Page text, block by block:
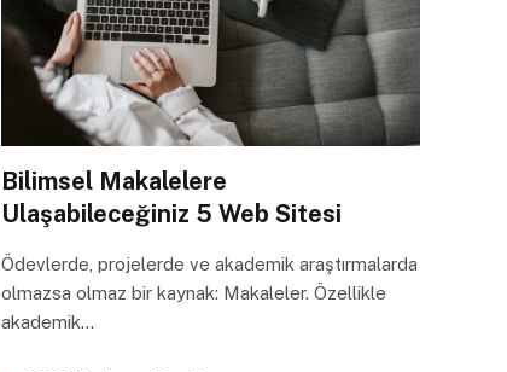
Bilimsel Makalelere
Ulaşabileceğiniz 5 Web Sitesi
Ödevlerde, projelerde ve akademik araştırmalarda
olmazsa olmaz bir kaynak: Makaleler. Özellikle
akademik…